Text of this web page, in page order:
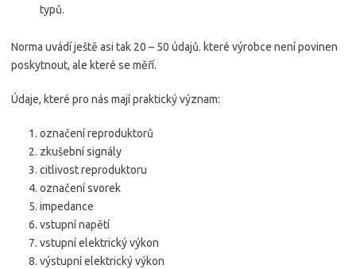
typů.
Norma uvádí ještě asi tak 20 – 50 údajů. které výrobce není povinen
poskytnout, ale které se měří.
Údaje, které pro nás mají praktický význam:
označení reproduktorů
zkušební signály
citlivost reproduktoru
označení svorek
impedance
vstupní napětí
vstupní elektrický výkon
výstupní elektrický výkon